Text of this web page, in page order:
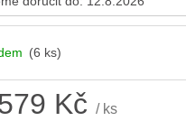
(6 ks)
Kč / ks